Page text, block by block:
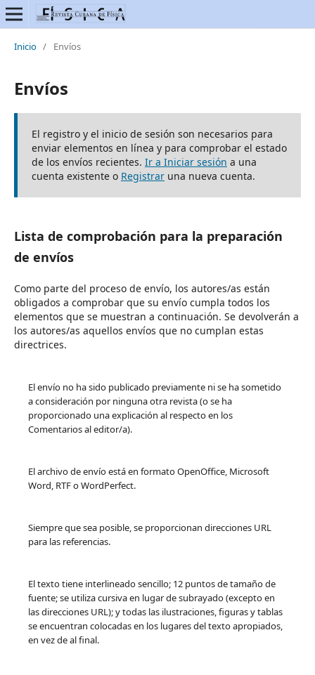
Inicio / Envíos
Envíos
El registro y el inicio de sesión son necesarios para
enviar elementos en línea y para comprobar el estado
de los envíos recientes. Ir a Iniciar sesión a una
cuenta existente o Registraruna nueva cuenta.
Lista de comprobación para la preparación
de envíos
Como parte del proceso de envío, los autores/as están
obligados a comprobar que su envío cumpla todos los
elementos que se muestran a continuación. Se devolverán a
los autores/as aquellos envíos que no cumplan estas
directrices.
El envío no ha sido publicado previamente ni se ha sometido
a consideración por ninguna otra revista (o se ha
proporcionado una explicación al respecto en los
Comentarios al editor/a).
El archivo de envío está en formato OpenOffice, Microsoft
Word, RTF o WordPerfect.
Siempre que sea posible, se proporcionan direcciones URL
para las referencias.
El texto tiene interlineado sencillo; 12 puntos de tamaño de
fuente; se utiliza cursiva en lugar de subrayado (excepto en
las direcciones URL); y todas las ilustraciones, figuras y tablas
se encuentran colocadas en los lugares del texto apropiados,
en vez de al final.